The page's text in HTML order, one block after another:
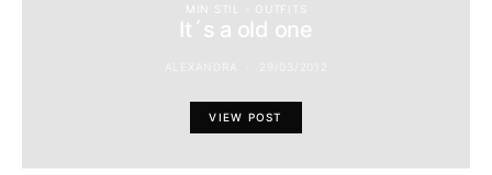
MIN STIL - OUTFITS
It´s a old one
VIEW POST